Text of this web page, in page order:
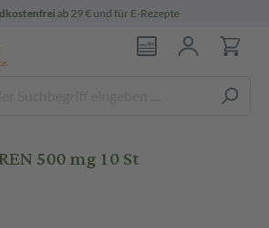
ab 29 € und für E-Rezepte
500 mg 10 St